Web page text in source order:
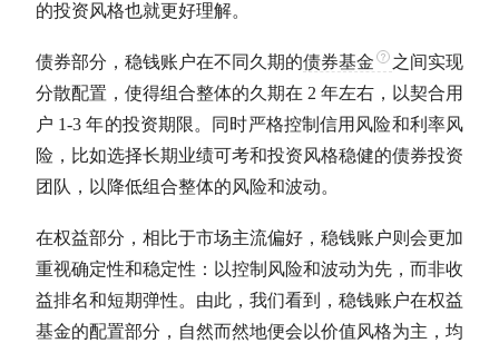
的投资风格也就更好理解。
债券部分，稳钱账户在不同久期的债券基金
之间实现
分散配置，使得组合整体的久期在 2 年左右，以契合用
户 1-3 年的投资期限。同时严格控制信用风险和利率风
险，比如选择长期业绩可考和投资风格稳健的债券投资
团队，以降低组合整体的风险和波动。
在权益部分，相比于市场主流偏好，稳钱账户则会更加
重视确定性和稳定性：以控制风险和波动为先，而非收
益排名和短期弹性。由此，我们看到，稳钱账户在权益
基金的配置部分，自然而然地便会以价值风格为主，均